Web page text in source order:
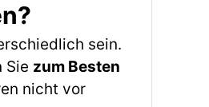
sein.
Sie zum Besten
nicht vor